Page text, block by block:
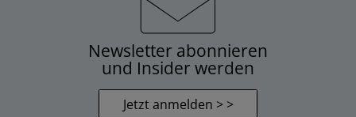
Newsletter abonnieren
und Insider werden
Jetzt anmelden > >